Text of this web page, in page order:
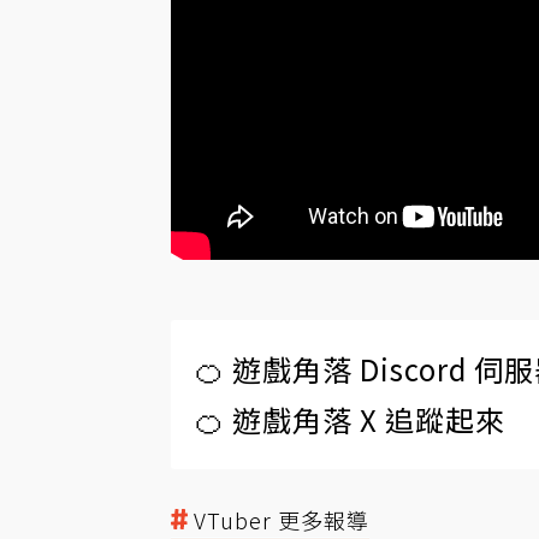
🍊 遊戲角落 Discord 伺服
🍊 遊戲角落 X 追蹤起來
VTuber 更多報導